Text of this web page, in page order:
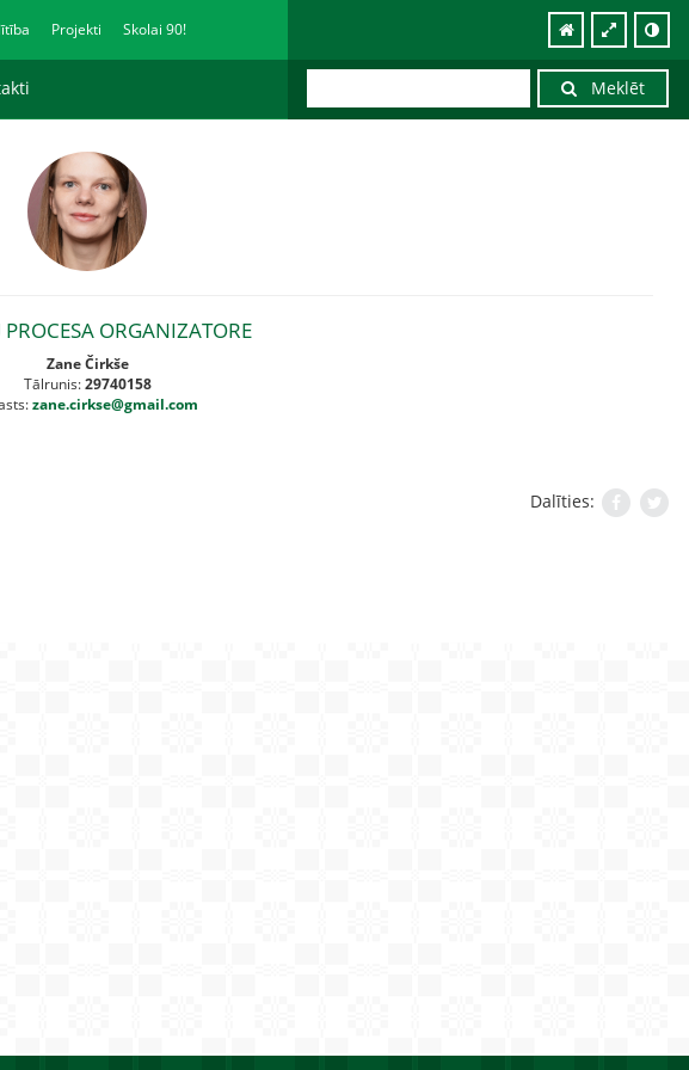
Meklēt
Projekti Skolai 90!
ORGANIZATORE
Zane Čirkše
Tālrunis:29740158
zane.cirkse@gmail.com
Dalīties: